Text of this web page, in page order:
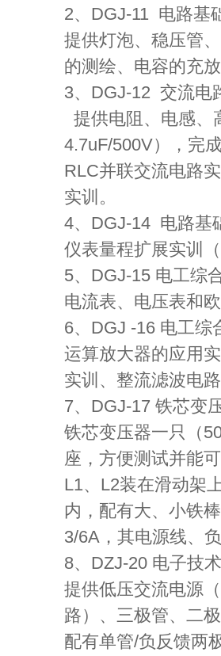
2、DGJ-11 电路基
提供灯泡、稳压管
的测绘、电容的充
3、DGJ-12 交流电
提供电阻、电感、
4.7uF/500V），完
RLC并联交流电路
实训。
4、DGJ-14 电路基
仪表量程扩展实训
5、DGJ-15 电工综
电流表、电压表和
6、DGJ -16 电工综
运算放大器的应用
实训、整流滤波电
7、DGJ-17 铁芯变
铁芯变压器一只（
座，方便测试并能
L1、L2装在滑动架
内，配有大、小铁
3/6A，其电源线、
8、DZJ-20 电子技
提供低压交流电源
路）、三极管、二
配有单管/负反馈两